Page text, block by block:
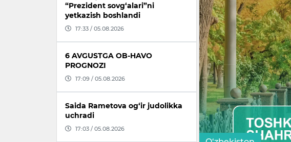
“Prezident sovg‘alari”ni
yetkazish boshlandi
17:33 / 05.08.2026
6 AVGUSTGA OB-HAVO
PROGNOZI
17:09 / 05.08.2026
Saida Rametova og‘ir judolikka
uchradi
17:03 / 05.08.2026